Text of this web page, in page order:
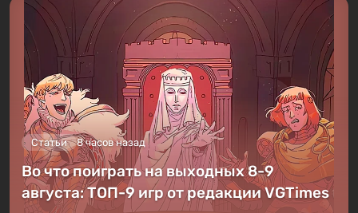
Статьи 8 часов назад
Во что поиграть на выходных 8-9
августа: ТОП-9 игр от редакции VGTimes